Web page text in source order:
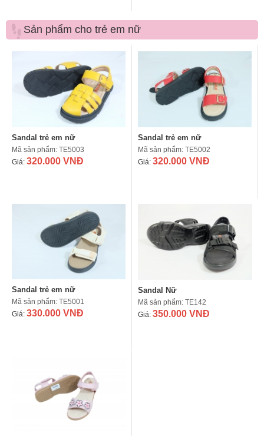
Sản phẩm cho trẻ em nữ
Sandal trẻ em nữ
Mã sản phẩm: TE5003
Giá: 320.000 VNĐ
Sandal trẻ em nữ
Mã sản phẩm: TE5002
Giá: 320.000 VNĐ
Sandal trẻ em nữ
Mã sản phẩm: TE5001
Giá: 330.000 VNĐ
Sandal Nữ
Mã sản phẩm: TE142
Giá: 350.000 VNĐ